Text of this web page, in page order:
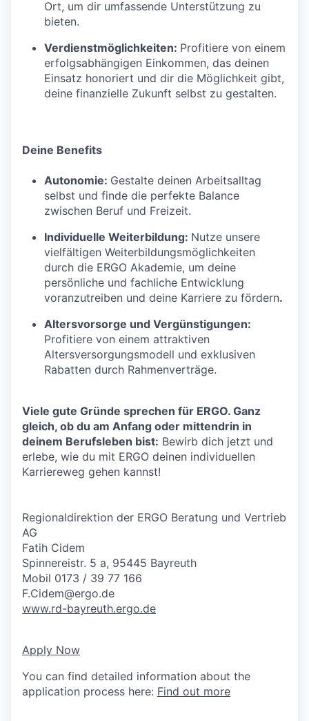
Ort, um dir umfassende Unterstützung zu
bieten.
Verdienstmöglichkeiten: Profitiere von einem
erfolgsabhängigen Einkommen, das deinen
Einsatz honoriert und dir die Möglichkeit gibt,
deine finanzielle Zukunft selbst zu gestalten.
Deine Benefits
Autonomie: Gestalte deinen Arbeitsalltag
selbst und finde die perfekte Balance
zwischen Beruf und Freizeit.
Individuelle Weiterbildung: Nutze unsere
vielfältigen Weiterbildungsmöglichkeiten
durch die ERGO Akademie, um deine
persönliche und fachliche Entwicklung
voranzutreiben und deine Karriere zu fördern.
Altersvorsorge und Vergünstigungen:
Profitiere von einem attraktiven
Altersversorgungsmodell und exklusiven
Rabatten durch Rahmenverträge.
Viele gute Gründe sprechen für ERGO. Ganz
gleich, ob du am Anfang oder mittendrin in
deinem Berufsleben bist: Bewirb dich jetzt und
erlebe, wie du mit ERGO deinen individuellen
Karriereweg gehen kannst!
Regionaldirektion der ERGO Beratung und Vertrieb
AG
Fatih Cidem
Spinnereistr. 5 a, 95445 Bayreuth
Mobil 0173 / 39 77 166
F.Cidem@ergo.de
www.rd-bayreuth.ergo.de
Apply Now
You can find detailed information about the
application process here: Find out more